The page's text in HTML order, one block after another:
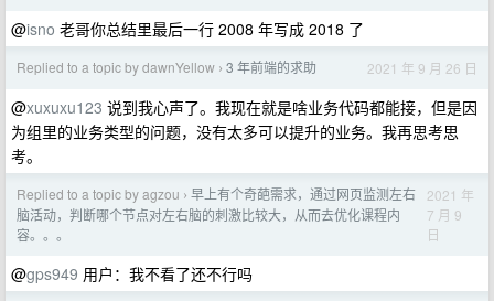
@isno 老哥你总结里最后一行 2008 年写成 2018 了
Replied to a topic by dawnYellow › 3 年前端的求助 2021 年 9 月 26 日
@xuxuxu123 说到我心声了。我现在就是啥业务代码都能接，但是因
为组里的业务类型的问题，没有太多可以提升的业务。我再思考思
考。
Replied to a topic by agzou › 早上有个奇葩需求，通过网页监测左右
脑活动，判断哪个节点对左右脑的刺激比较大，从而去优化课程内
容。。。
2021 年
7 月 9
日
@gps949 用户：我不看了还不行吗